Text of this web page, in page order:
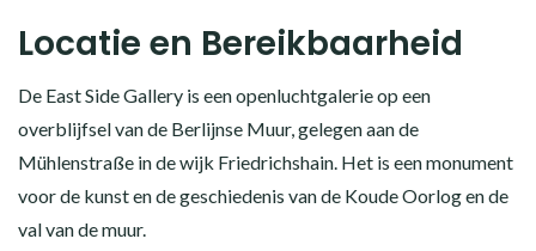
Locatie en Bereikbaarheid
De East Side Gallery is een openluchtgalerie op een
overblijfsel van de Berlijnse Muur, gelegen aan de
Mühlenstraße in de wijk Friedrichshain. Het is een monument
voor de kunst en de geschiedenis van de Koude Oorlog en de
val van de muur.